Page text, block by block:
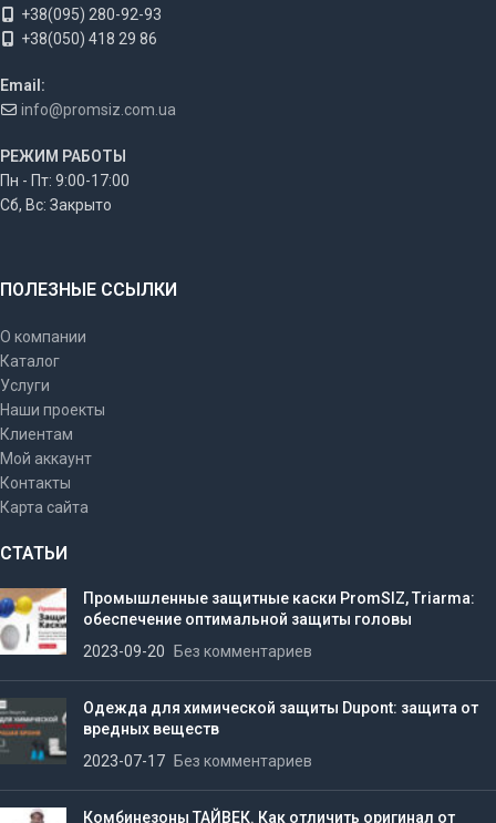
+38(095) 280-92-93
+38(050) 418 29 86
Email:
info@promsiz.com.ua
РЕЖИМ РАБОТЫ
Пн - Пт: 9:00-17:00
Сб, Вс: Закрыто
ПОЛЕЗНЫЕ ССЫЛКИ
О компании
Каталог
Услуги
Наши проекты
Клиентам
Мой аккаунт
Контакты
Карта сайта
СТАТЬИ
Промышленные защитные каски PromSIZ, Triarma:
обеспечение оптимальной защиты головы
2023-09-20
Без комментариев
Одежда для химической защиты Dupont: защита от
вредных веществ
2023-07-17
Без комментариев
Комбинезоны ТАЙВЕК. Как отличить оригинал от